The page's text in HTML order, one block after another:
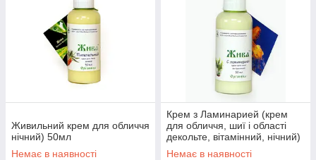
Живильний крем для обличчя
нічний) 50мл
Немає в наявності
Крем з Ламинарией (крем
для обличчя, шиї і області
декольте, вітамінний, нічний)
50мл
Немає в наявності